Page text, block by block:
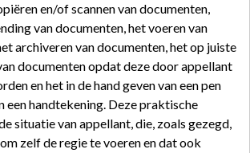
en/of scannen van documenten,
van documenten, het voeren van
archiveren van documenten, het op juiste
documenten opdat deze door appellant
en het in de hand geven van een pen
een handtekening. Deze praktische
situatie van appellant, die, zoals gezegd,
zelf de regie te voeren en dat ook